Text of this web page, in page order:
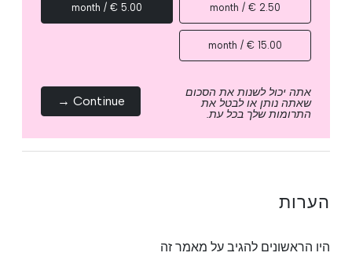
2.50 € / month
5.00 € / month
15.00 € / month
אתה יכול לשנות את הסכום
שאתה נותן או לבטל את
התרומות שלך בכל עת.
Continue →
הערות
היו הראשונים להגיב על מאמר זה